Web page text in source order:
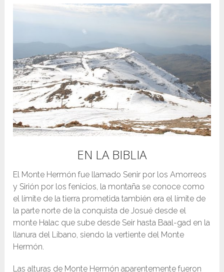
EN LA BIBLIA
El Monte Hermón fue llamado Senir por los Amorreos
y Sirión por los fenicios, la montaña se conoce como
el límite de la tierra prometida también era el límite de
la parte norte de la conquista de Josué desde el
monte Halac que sube desde Seir hasta Baal-gad en la
llanura del Líbano, siendo la vertiente del Monte
Hermón.
Las alturas de Monte Hermón aparentemente fueron